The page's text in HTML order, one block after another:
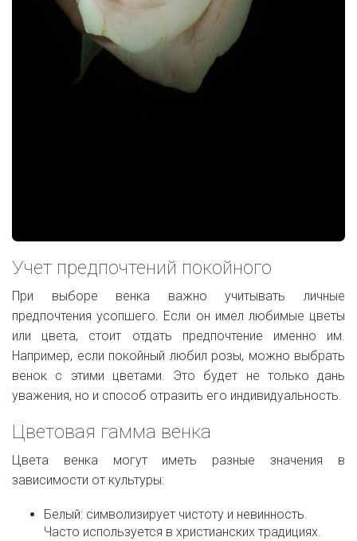
Учет предпочтений покойного
При выборе венка важно учитывать личные
предпочтения усопшего. Если он имел любимые цветы
или цвета, стоит отдать предпочтение именно им.
Например, если покойный любил розы, можно выбрать
венок с этими цветами. Это будет не только дань
уважения, но и способ отразить его индивидуальность.
Цветовая гамма венка
Цвета венка могут иметь разные значения в
зависимости от культуры:
Белый: символизирует чистоту и невинность.
Часто используется в христианских традициях.